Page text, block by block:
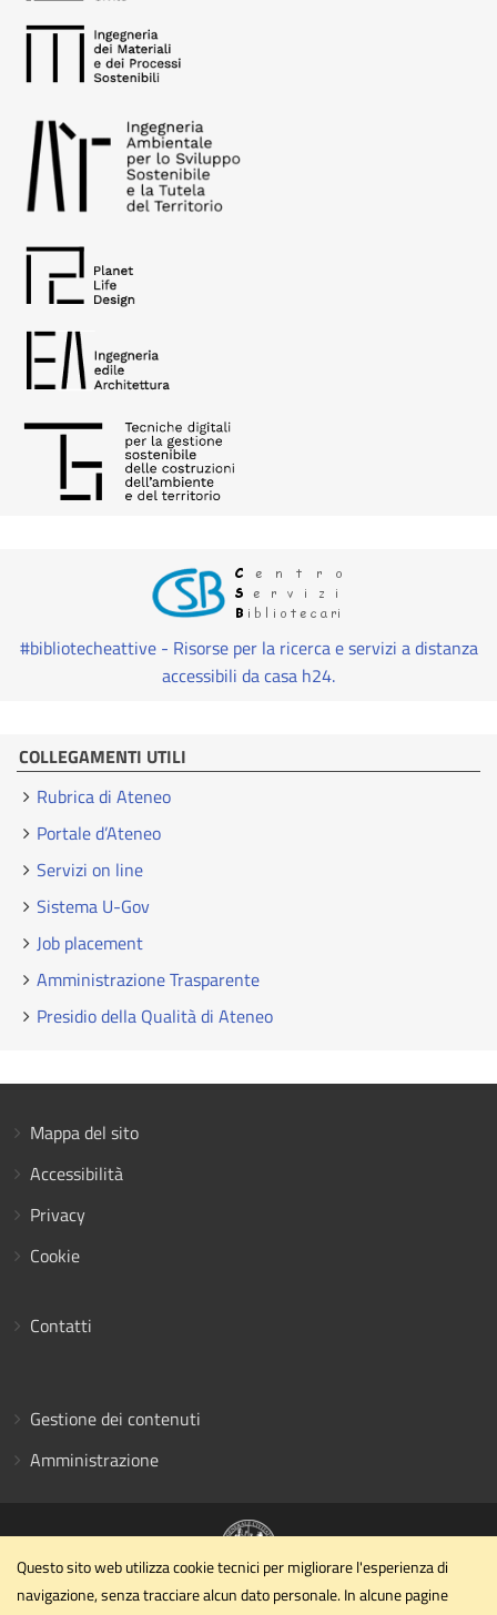
#bibliotecheattive - Risorse per la ricerca e servizi a distanza
accessibili da casa h24.
COLLEGAMENTI UTILI
Rubrica di Ateneo
Portale d’Ateneo
Servizi on line
Sistema U-Gov
Job placement
Amministrazione Trasparente
Presidio della Qualità di Ateneo
Mappa del sito
Accessibilità
Privacy
Cookie
Contatti
Gestione dei contenuti
Amministrazione
Dipartimento di Ingegneria civile ed ambientale
Questo sito web utilizza cookie tecnici per migliorare l'esperienza di
navigazione, senza tracciare alcun dato personale. In alcune pagine